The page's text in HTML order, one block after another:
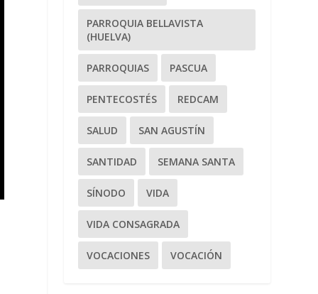
PARROQUIA BELLAVISTA
(HUELVA)
PARROQUIAS PASCUA
PENTECOSTÉS REDCAM
SALUD SAN AGUSTÍN
SANTIDAD SEMANA SANTA
SÍNODO VIDA
VIDA CONSAGRADA
VOCACIONES VOCACIÓN